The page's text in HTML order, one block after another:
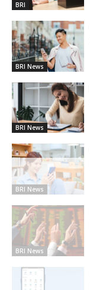
BRI
BRI News
BRI News
BRI News
BRI News